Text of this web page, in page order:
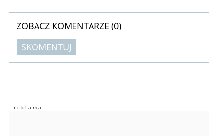
ZOBACZ KOMENTARZE (0)
SKOMENTUJ
Imię (Wymagane)